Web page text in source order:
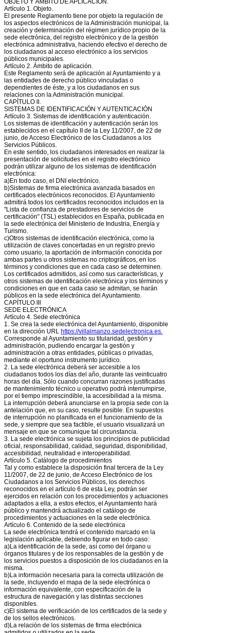
OBJETO Y ÁMBITO DE APLICACIÓN.
Artículo 1. Objeto.
El presente Reglamento tiene por objeto la regulación de
los aspectos electrónicos de la Administración municipal, la
creación y determinación del régimen jurídico propio de la
sede electrónica, del registro electrónico y de la gestión
electrónica administrativa, haciendo efectivo el derecho de
los ciudadanos al acceso electrónico a los servicios
públicos municipales.
Artículo 2. Ámbito de aplicación.
Este Reglamento será de aplicación al Ayuntamiento y a
las entidades de derecho público vinculadas o
dependientes de éste, y a los ciudadanos en sus
relaciones con la Administración municipal.
CAPÍTULO II.
SISTEMAS DE IDENTIFICACIÓN Y AUTENTICACIÓN
Artículo 3. Sistemas de identificación y autenticación.
Los sistemas de identificación y autenticación serán los
establecidos en el capítulo II de la Ley 11/2007, de 22 de
junio, de Acceso Electrónico de los Ciudadanos a los
Servicios Públicos.
En este sentido, los ciudadanos interesados en realizar la
presentación de solicitudes en el registro electrónico
podrán utilizar alguno de los sistemas de identificación
electrónica:
a)En todo caso, el DNI electrónico.
b)Sistemas de firma electrónica avanzada basados en
certificados electrónicos reconocidos. El Ayuntamiento
admitirá todos los certificados reconocidos incluidos en la
"Lista de confianza de prestadores de servicios de
certificación" (TSL) establecidos en España, publicada en
la sede electrónica del Ministerio de Industria, Energía y
Turismo.
c)Otros sistemas de identificación electrónica, como la
utilización de claves concertadas en un registro previo
como usuario, la aportación de información conocida por
ambas partes u otros sistemas no criptográficos, en los
términos y condiciones que en cada caso se determinen.
Los certificados admitidos, así como sus características, y
otros sistemas de identificación electrónica y los términos y
condiciones en que en cada caso se admitan, se harán
públicos en la sede electrónica del Ayuntamiento.
CAPÍTULO III
SEDE ELECTRÓNICA
Artículo 4. Sede electrónica
1. Se crea la sede electrónica del Ayuntamiento, disponible
en la dirección URL https://villalmanzo.sedelectronica.es.
Corresponde al Ayuntamiento su titularidad, gestión y
administración, pudiendo encargar la gestión y
administración a otras entidades, públicas o privadas,
mediante el oportuno instrumento jurídico.
2. La sede electrónica deberá ser accesible a los
ciudadanos todos los días del año, durante las veinticuatro
horas del día. Sólo cuando concurran razones justificadas
de mantenimiento técnico u operativo podrá interrumpirse,
por el tiempo imprescindible, la accesibilidad a la misma.
La interrupción deberá anunciarse en la propia sede con la
antelación que, en su caso, resulte posible. En supuestos
de interrupción no planificada en el funcionamiento de la
sede, y siempre que sea factible, el usuario visualizará un
mensaje en que se comunique tal circunstancia.
3. La sede electrónica se sujeta los principios de publicidad
oficial, responsabilidad, calidad, seguridad, disponibilidad,
accesibilidad, neutralidad e interoperabilidad.
Artículo 5. Catálogo de procedimientos
Tal y como establece la disposición final tercera de la Ley
11/2007, de 22 de junio, de Acceso Electrónico de los
Ciudadanos a los Servicios Públicos, los derechos
reconocidos en el artículo 6 de esta Ley, podrán ser
ejercidos en relación con los procedimientos y actuaciones
adaptados a ella, a estos efectos, el Ayuntamiento hará
público y mantendrá actualizado el catálogo de
procedimientos y actuaciones en la sede electrónica.
Artículo 6. Contenido de la sede electrónica
La sede electrónica tendrá el contenido marcado en la
legislación aplicable, debiendo figurar en todo caso:
a)La identificación de la sede, así como del órgano u
órganos titulares y de los responsables de la gestión y de
los servicios puestos a disposición de los ciudadanos en la
misma.
b)La información necesaria para la correcta utilización de
la sede, incluyendo el mapa de la sede electrónica o
información equivalente, con especificación de la
estructura de navegación y las distintas secciones
disponibles.
c)El sistema de verificación de los certificados de la sede y
de los sellos electrónicos.
d)La relación de los sistemas de firma electrónica